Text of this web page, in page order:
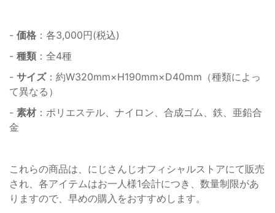
- 価格 ：各3,000円(税込)
- 種類 ：全4種
- サイズ：約W320mm×H190mm×D40mm（種類によっ
て異なる）
- 素材 ：ポリエステル、ナイロン、合成ゴム、鉄、亜鉛合
金
これらの商品は、にじさんじオフィシャルストアにて販売
され、各アイテムはお一人様1会計につき、数量制限があ
りますので、早めの購入をおすすめします。